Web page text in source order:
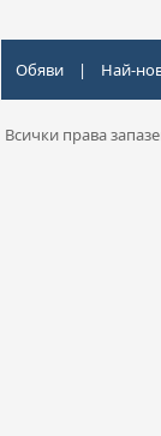
Обяви | Най-
Всички права